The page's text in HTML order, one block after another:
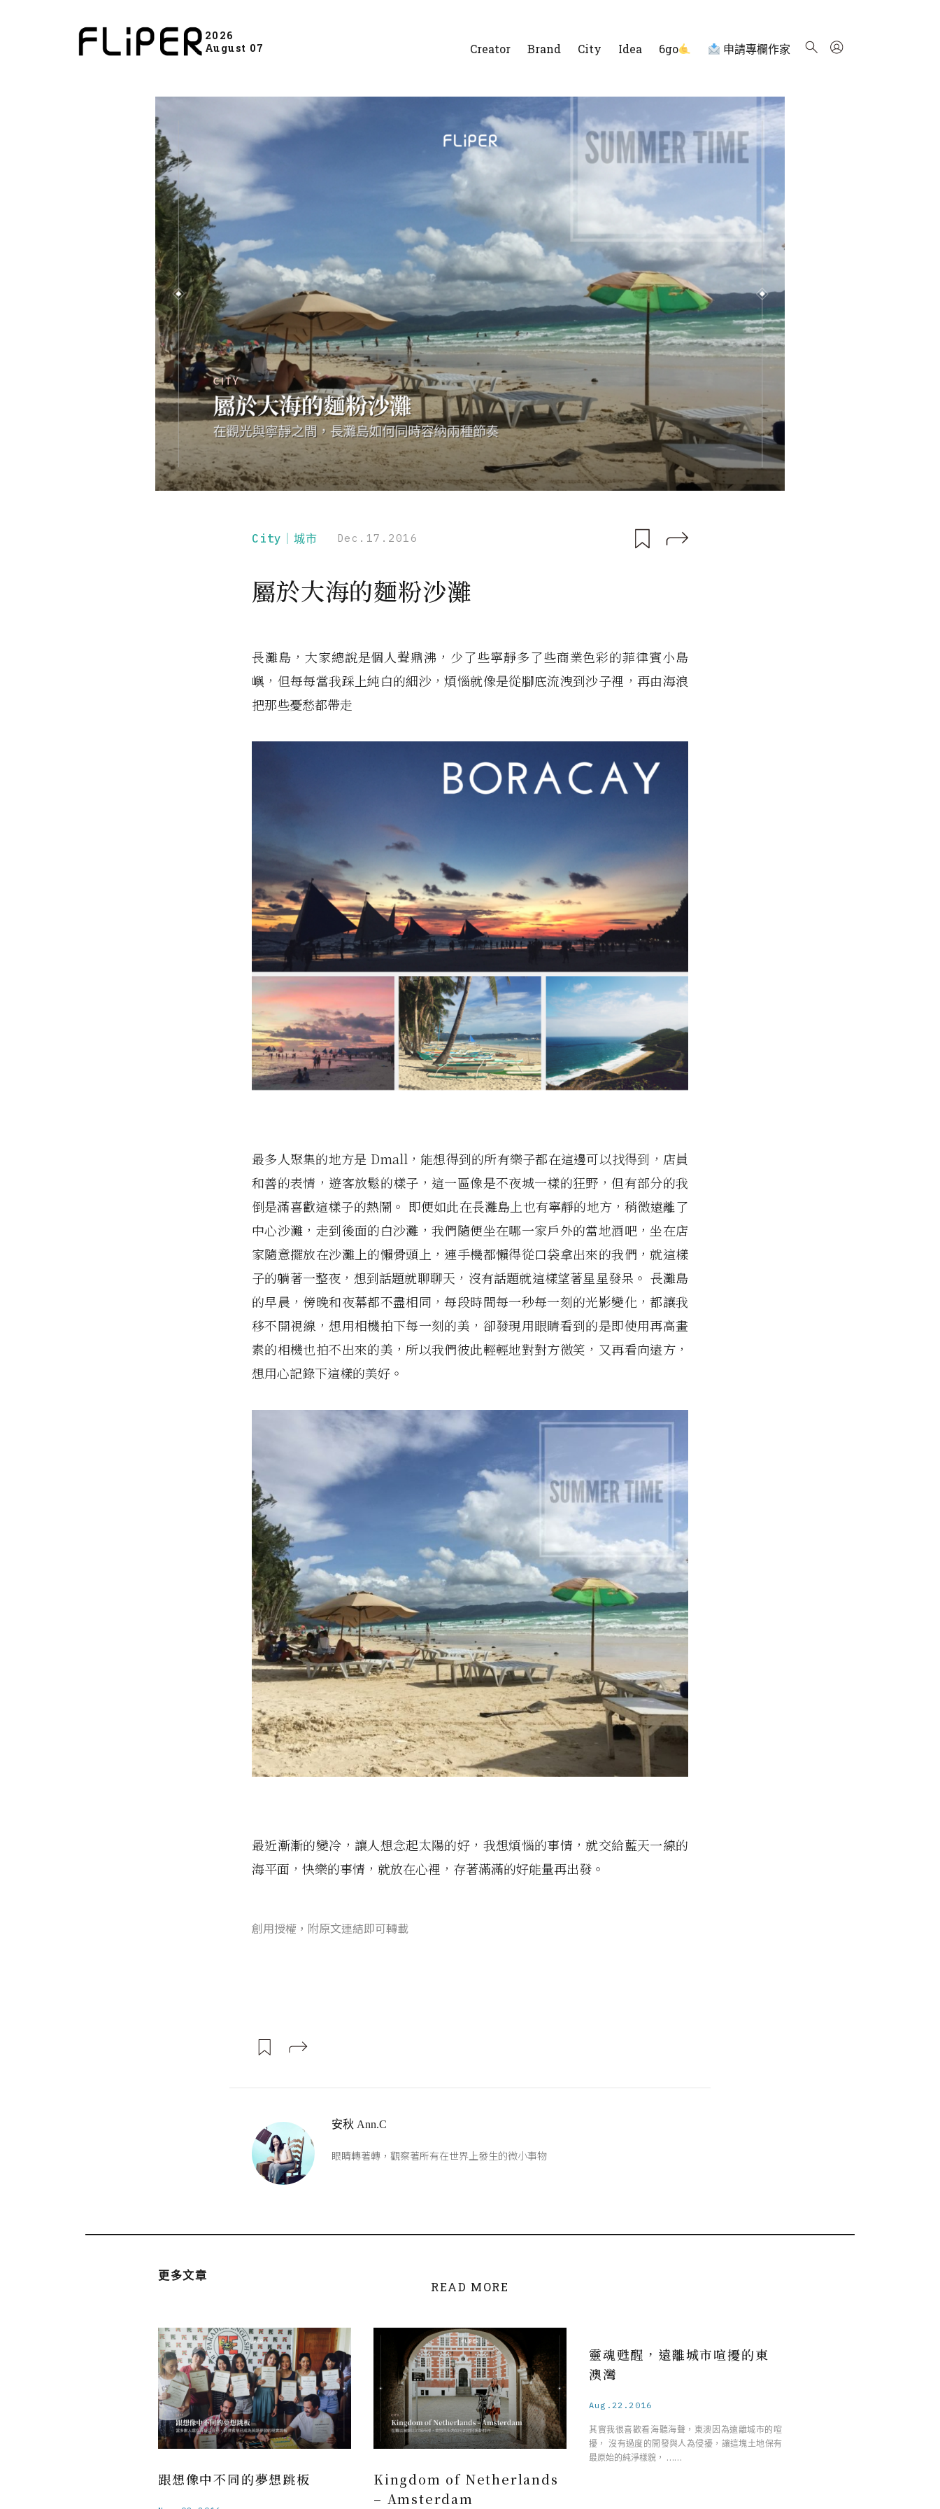
2026
August 07
Creator Brand City Idea 6go 申請專欄作家
City｜城市 Dec.17.2016
屬於大海的麵粉沙灘
長灘島，大家總說是個人聲鼎沸，少了些寧靜多了些商業色彩的菲律賓小島
嶼，但每每當我踩上純白的細沙，煩惱就像是從腳底流洩到沙子裡，再由海浪
把那些憂愁都帶走
最多人聚集的地方是 Dmall，能想得到的所有樂子都在這邊可以找得到，店員
和善的表情，遊客放鬆的樣子，這一區像是不夜城一樣的狂野，但有部分的我
倒是滿喜歡這樣子的熱鬧。 即便如此在長灘島上也有寧靜的地方，稍微遠離了
中心沙灘，走到後面的白沙灘，我們隨便坐在哪一家戶外的當地酒吧，坐在店
家隨意擺放在沙灘上的懶骨頭上，連手機都懶得從口袋拿出來的我們，就這樣
子的躺著一整夜，想到話題就聊聊天，沒有話題就這樣望著星星發呆。 長灘島
的早晨，傍晚和夜幕都不盡相同，每段時間每一秒每一刻的光影變化，都讓我
移不開視線，想用相機拍下每一刻的美，卻發現用眼睛看到的是即使用再高畫
素的相機也拍不出來的美，所以我們彼此輕輕地對對方微笑，又再看向遠方，
想用心記錄下這樣的美好。
最近漸漸的變冷，讓人想念起太陽的好，我想煩惱的事情，就交給藍天一線的
海平面，快樂的事情，就放在心裡，存著滿滿的好能量再出發。
創用授權，附原文連結即可轉載
安秋 Ann.C
眼睛轉著轉，觀察著所有在世界上發生的微小事物
更多文章
READ MORE
跟想像中不同的夢想跳板
Kingdom of Netherlands
– Amsterdam
靈魂甦醒，遠離城市喧擾的東
澳灣
Aug.22.2016
其實我很喜歡看海聽海聲，東澳因為遠離城市的喧
擾， 沒有過度的開發與人為侵擾，讓這塊土地保有
最原始的純淨樣貌， ……